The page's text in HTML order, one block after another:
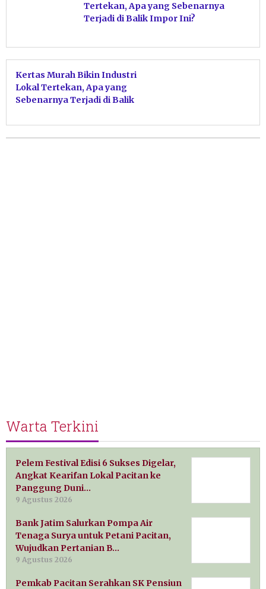
Tertekan, Apa yang Sebenarnya
Terjadi di Balik Impor Ini?
Kertas Murah Bikin Industri
Lokal Tertekan, Apa yang
Sebenarnya Terjadi di Balik
Warta Terkini
Pelem Festival Edisi 6 Sukses Digelar,
Angkat Kearifan Lokal Pacitan ke
Panggung Duni…
9 Agustus 2026
Bank Jatim Salurkan Pompa Air
Tenaga Surya untuk Petani Pacitan,
Wujudkan Pertanian B…
9 Agustus 2026
Pemkab Pacitan Serahkan SK Pensiun